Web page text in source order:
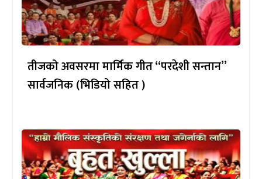
तीजको अवसरमा मार्मिक गीत “परदेशी सन्तान”
सार्वजनिक (भिडियो सहित )